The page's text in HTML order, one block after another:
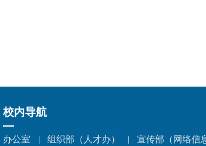
校内导航
办公室 组织部（人才办） 宣传部（网络信